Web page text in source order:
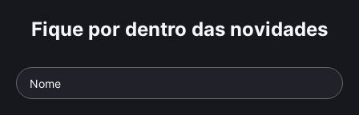
Fique por dentro das novidades